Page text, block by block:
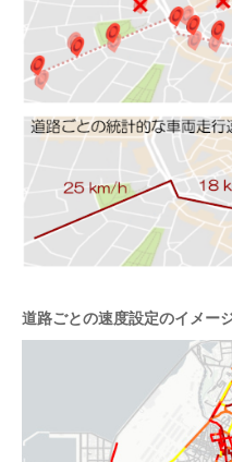
道路ごとの速度設定のイメー